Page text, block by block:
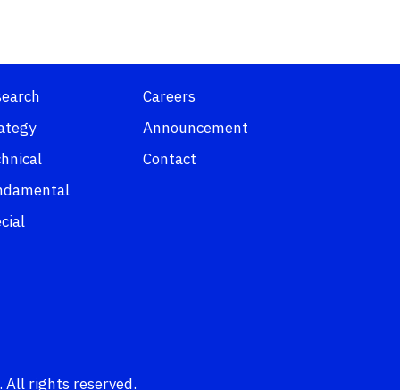
Careers
Announcement
Contact
rights reserved.